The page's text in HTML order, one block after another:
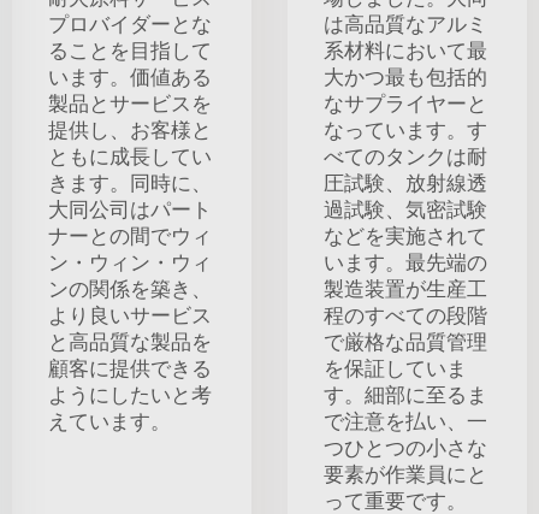
プロバイダーとな
ることを目指して
います。価値ある
製品とサービスを
提供し、お客様と
ともに成長してい
きます。同時に、
大同公司はパート
ナーとの間でウィ
ン・ウィン・ウィ
ンの関係を築き、
より良いサービス
と高品質な製品を
顧客に提供できる
ようにしたいと考
えています。
は高品質なアルミ
系材料において最
大かつ最も包括的
なサプライヤーと
なっています。す
べてのタンクは耐
圧試験、放射線透
過試験、気密試験
などを実施されて
います。最先端の
製造装置が生産工
程のすべての段階
で厳格な品質管理
を保証していま
す。細部に至るま
で注意を払い、一
つひとつの小さな
要素が作業員にと
って重要です。